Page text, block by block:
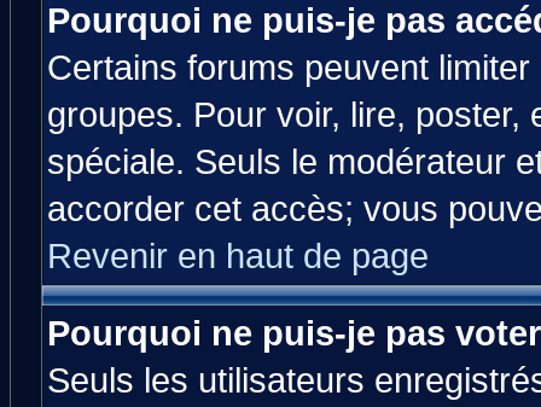
Pourquoi ne puis-je pas
Certains forums peuvent
groupes. Pour voir, lire,
spéciale. Seuls le modérateur
accorder cet accès; vous
Revenir en haut de page
Pourquoi ne puis-je pas
Seuls les utilisateurs